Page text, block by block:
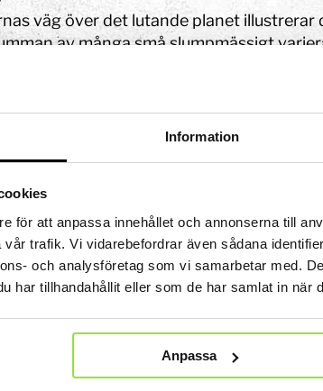
Information
för att anpassa innehållet och annonserna till
trafik. Vi vidarebefordrar även sådana
och analysföretag som vi samarbetar med.
har tillhandahållit eller som de har samlat in när
Anpassa
Kalender och program
Lov
Fritidsaktiviteter
målen
Medelstora
Stora konferensrum
Tits?
Uppdrag i utställningen
Projekt i förskolan
Anpassade skolformer
STEM-strategi
Jobba med oss
Partner
Bli partner
Projektpartner
Våra samarbetsområden
Insamlingsstiftelse
väg över det lutande planet
av många små slumpmässigt
man en kulas väg ner, gång efter gång
att en kula ska studsa åt
mellan att studsa åt vänster och